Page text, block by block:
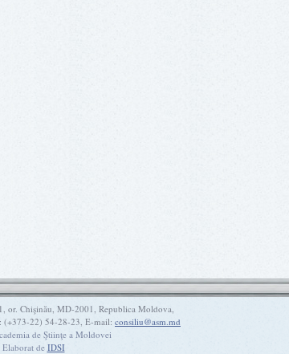
or. Chişinău, MD-2001, Republica Moldova,
(+373-22) 54-28-23, E-mail: consiliu@asm.md
de Ştiinţe a Moldovei
Elaborat de IDSI